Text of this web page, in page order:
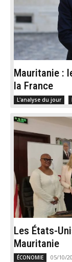
Mauritanie :
la France
L'analyse du jour
Les États-
Mauritanie
ÉCONOMIE 05/10/